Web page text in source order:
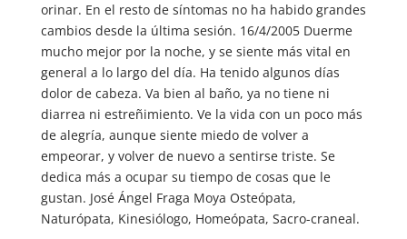
orinar. En el resto de síntomas no ha habido grandes
cambios desde la última sesión. 16/4/2005 Duerme
mucho mejor por la noche, y se siente más vital en
general a lo largo del día. Ha tenido algunos días
dolor de cabeza. Va bien al baño, ya no tiene ni
diarrea ni estreñimiento. Ve la vida con un poco más
de alegría, aunque siente miedo de volver a
empeorar, y volver de nuevo a sentirse triste. Se
dedica más a ocupar su tiempo de cosas que le
gustan. José Ángel Fraga Moya Osteópata,
Naturópata, Kinesiólogo, Homeópata, Sacro-craneal.